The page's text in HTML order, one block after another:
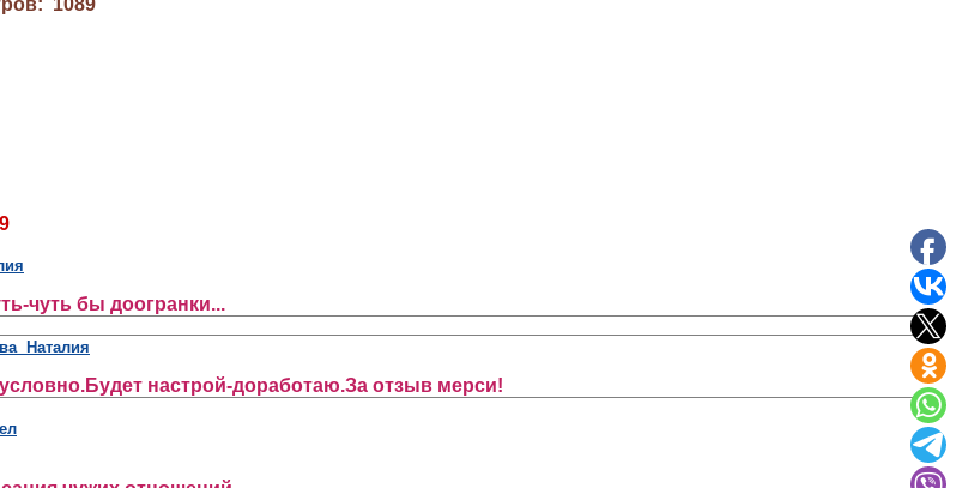
1089
чуть бы доогранки...
Наталия
настрой-доработаю.За отзыв мерси!